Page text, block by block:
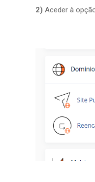
2) Aceder à